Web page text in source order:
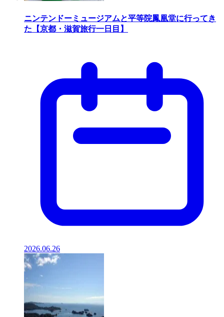
ニンテンドーミュージアムと平等院鳳凰堂に行ってき
た【京都・滋賀旅行一日目】
2026.06.26